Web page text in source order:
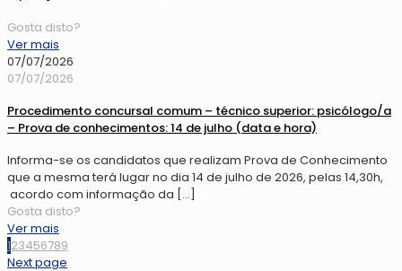
Gosta disto?
Ver mais
07/07/2026
07/07/2026
Procedimento concursal comum – técnico superior: psicólogo/a
– Prova de conhecimentos: 14 de julho (data e hora)
Informa-se os candidatos que realizam Prova de Conhecimento
que a mesma terá lugar no dia 14 de julho de 2026, pelas 14,30h,
acordo com informação da […]
Gosta disto?
Ver mais
123456789
Next page